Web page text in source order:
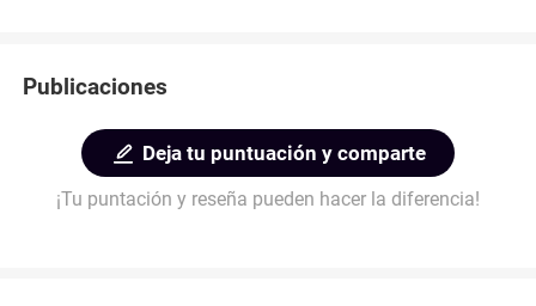
Publicaciones
Deja tu puntuación y comparte
¡Tu puntación y reseña pueden hacer la diferencia!